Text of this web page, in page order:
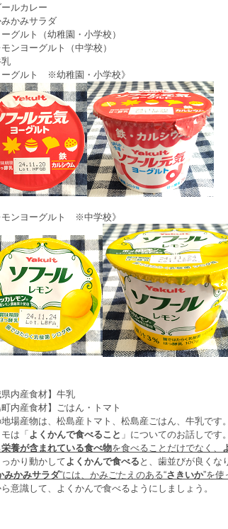
ルカレー
かみサラダ
グルト（幼稚園・小学校）
ンヨーグルト（中学校）
グルト ※幼稚園・小学校》
ンヨーグルト ※中学校》
内産食材】牛乳
内産食材】ごはん・トマト
場産物は、松島産トマト、松島産ごはん、牛乳です。
は「 よくかんで食べること 」についてのお話しです
栄養が含まれている食べ物を食べることだけでなく、
かり動かしてよくかんで食べる と、歯並びが良くな
みかみサラダ”には、かみごたえのある“さきいか”を使
意識して、よくかんで食べるようにしましょう。